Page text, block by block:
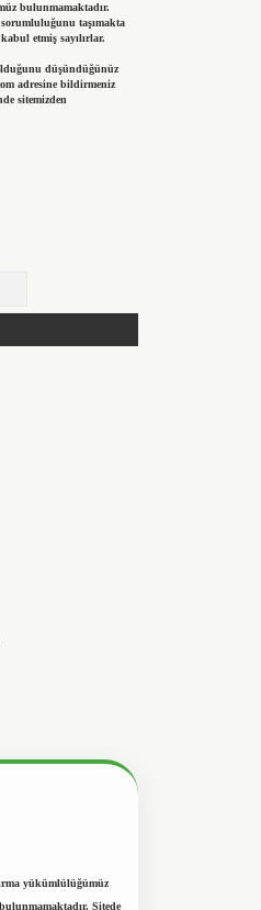
bulunmamaktadır.
taşımakta
etmiş sayılırlar.
düşündüğünüz
adresine bildirmeniz
sitemizden
yükümlülüğümüz
Sitede